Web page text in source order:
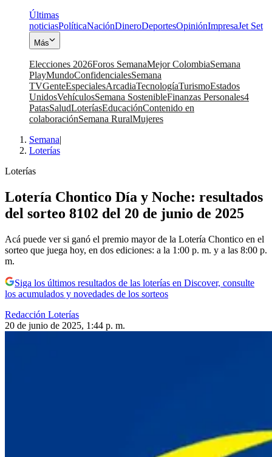
Últimas
noticiasPolíticaNaciónDineroDeportesOpiniónImpresaJet Set
Más
Elecciones 2026Foros SemanaMejor ColombiaSemana
PlayMundoConfidencialesSemana
TVGenteEspecialesArcadiaTecnologíaTurismoEstados
UnidosVehículosSemana SostenibleFinanzas Personales4
PatasSaludLoteríasEducaciónContenido en
colaboraciónSemana RuralMujeres
Semana|
Loterías
Loterías
Lotería Chontico Día y Noche: resultados
del sorteo 8102 del 20 de junio de 2025
Acá puede ver si ganó el premio mayor de la Lotería Chontico en el
sorteo que juega hoy, en dos ediciones: a la 1:00 p. m. y a las 8:00 p.
m.
Siga los últimos resultados de las loterías en Discover, consulte
los acumulados y novedades de los sorteos
Redacción Loterías
20 de junio de 2025, 1:44 p. m.